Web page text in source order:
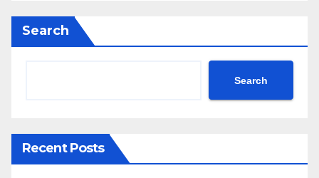
Search
Search
Recent Posts